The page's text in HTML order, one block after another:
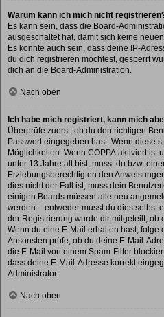
Warum kann ich mich nicht
Es kann sein, dass die Board-
ausgeschaltet hat, damit sich keine
Es könnte auch sein, dass deine IP-
du dich registrieren möchtest, gesperrt
dich an die Board-Administration.
Nach oben
Ich habe mich registriert, kann mich
Überprüfe zuerst, ob du den richtigen
Passwort eingegeben hast. Wenn diese
Möglichkeiten. Wenn COPPA aktiviert ist
unter 13 Jahre alt bist, musst du bzw.
Erziehungsberechtigten den
dies nicht der Fall ist, muss dein
einigen Boards müssen alle neu
werden – entweder musst du dies selbst
der Registrierung wurde dir mitgeteilt, ob
Wenn du eine E-Mail erhalten hast, folge
Ansonsten prüfe, ob du deine E-Mail-
die E-Mail von einem Spam-Filter
dass deine E-Mail-Adresse korrekt
Administrator.
Nach oben